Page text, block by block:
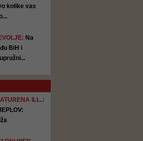
kolike vas
Na
BiH i
ILI...: